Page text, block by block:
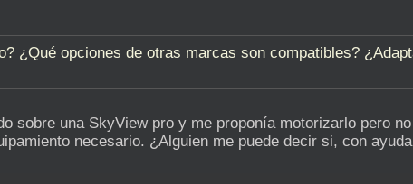
¿Qué opciones de otras marcas son compatibles?
sobre una SkyView pro y me proponía motorizarlo pero
necesario. ¿Alguien me puede decir si, con